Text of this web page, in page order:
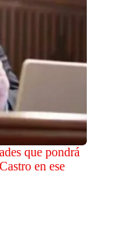
que pondrá
en ese